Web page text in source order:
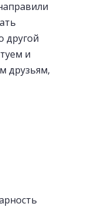
другой
и
друзьям,